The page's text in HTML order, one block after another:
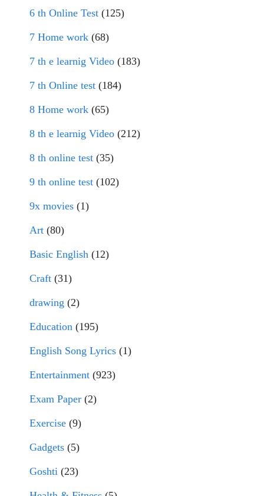
6 th Online Test (125)
7 Home work (68)
7 th e learnig Video (183)
7 th Online test (184)
8 Home work (65)
8 th e learnig Video (212)
8 th online test (35)
9 th online test (102)
9x movies (1)
Art (80)
Basic English (12)
Craft (31)
drawing (2)
Education (195)
English Song Lyrics (1)
Entertainment (923)
Exam Paper (2)
Exercise (9)
Gadgets (5)
Goshti (23)